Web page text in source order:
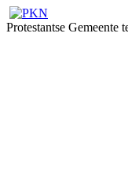
Protestantse Gemeente